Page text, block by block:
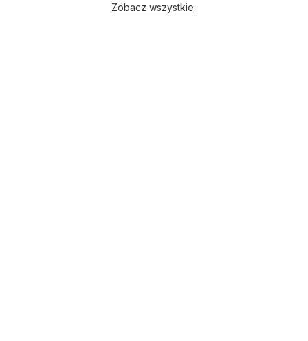
Zobacz wszystkie